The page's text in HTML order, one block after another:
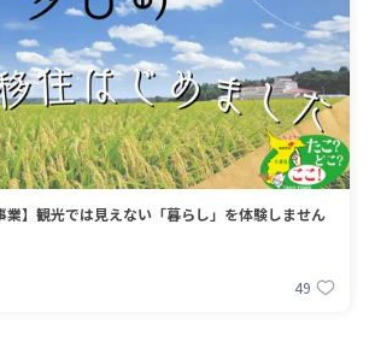
業】観光では見えない「暮らし」を体験しません
49